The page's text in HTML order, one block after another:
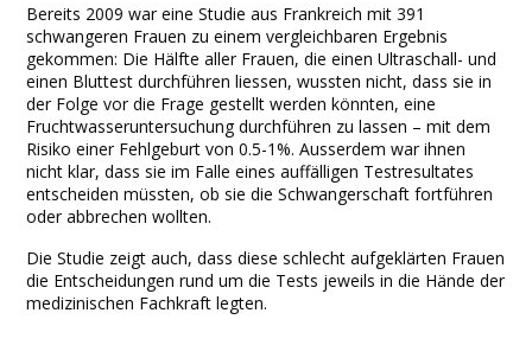
Bereits 2009 war eine Studie aus Frankreich mit 391
schwangeren Frauen zu einem vergleichbaren Ergebnis
gekommen: Die Hälfte aller Frauen, die einen Ultraschall- und
einen Bluttest durchführen liessen, wussten nicht, dass sie in
der Folge vor die Frage gestellt werden könnten, eine
Fruchtwasseruntersuchung durchführen zu lassen – mit dem
Risiko einer Fehlgeburt von 0.5-1%. Ausserdem war ihnen
nicht klar, dass sie im Falle eines auffälligen Testresultates
entscheiden müssten, ob sie die Schwangerschaft fortführen
oder abbrechen wollten.
Die Studie zeigt auch, dass diese schlecht aufgeklärten Frauen
die Entscheidungen rund um die Tests jeweils in die Hände der
medizinischen Fachkraft legten.